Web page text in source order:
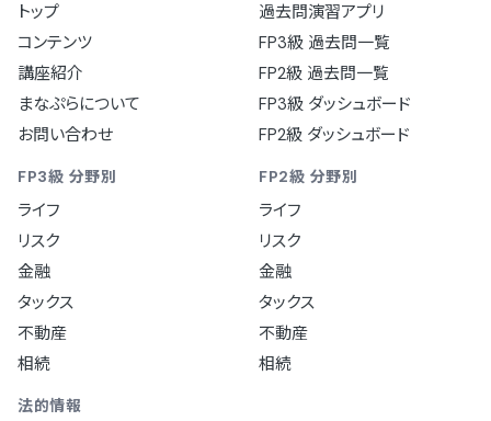
トップ
コンテンツ
講座紹介
まなぷらについて
お問い合わせ
過去問演習アプリ
FP3級 過去問一覧
FP2級 過去問一覧
FP3級 ダッシュボード
FP2級 ダッシュボード
FP3級 分野別
ライフ
リスク
金融
タックス
不動産
相続
FP2級 分野別
ライフ
リスク
金融
タックス
不動産
相続
法的情報